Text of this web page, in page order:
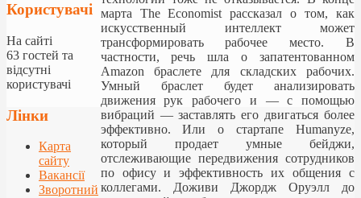
марта The Economist рассказал о том, как
искусственный интеллект может
трансформировать рабочее место. В
частности, речь шла о запатентованном
Amazon браслете для складских рабочих.
Умный браслет будет анализировать
движения рук рабочего и — с помощью
вибраций — заставлять его двигаться более
эффективно. Или о стартапе Humanyze,
который продает умные бейджи,
отслеживающие передвижения сотрудников
по офису и эффективность их общения с
коллегами. Доживи Джордж Оруэлл до
Користувачі
На сайті
63 гостей та
відсутні
користувачі
Лінки
Карта
сайту
Вакансії
Зворотний